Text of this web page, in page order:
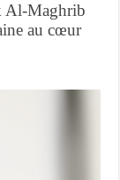
Al-Maghrib
au cœur